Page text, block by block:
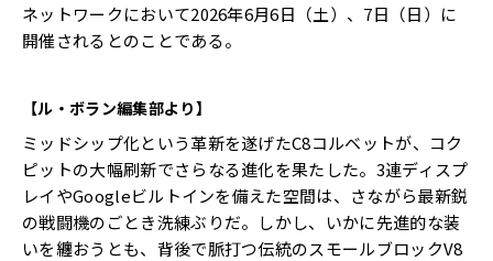
ネットワークにおいて2026年6月6日（土）、7日（日）に
開催されるとのことである。
【ル・ボラン編集部より】
ミッドシップ化という革新を遂げたC8コルベットが、コク
ピットの大幅刷新でさらなる進化を果たした。3連ディスプ
レイやGoogleビルトインを備えた空間は、さながら最新鋭
の戦闘機のごとき洗練ぶりだ。しかし、いかに先進的な装
いを纏おうとも、背後で脈打つ伝統のスモールブロックV8